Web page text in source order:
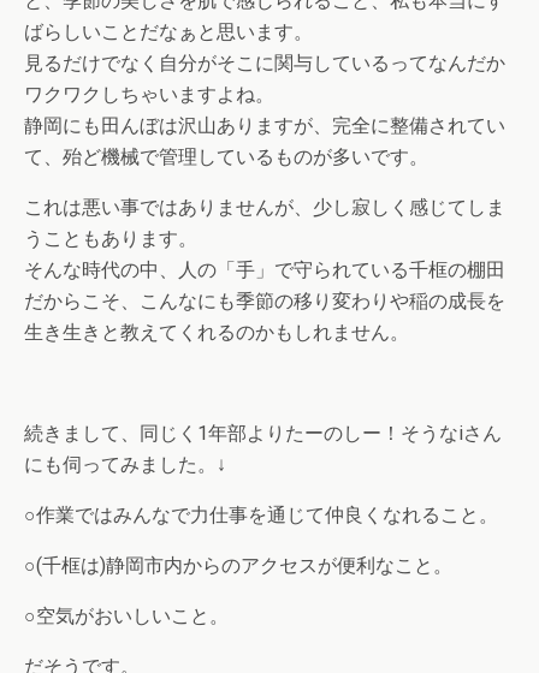
ばらしいことだなぁと思います。
見るだけでなく自分がそこに関与しているってなんだか
ワクワクしちゃいますよね。
静岡にも田んぼは沢山ありますが、完全に整備されてい
て、殆ど機械で管理しているものが多いです。
これは悪い事ではありませんが、少し寂しく感じてしま
うこともあります。
そんな時代の中、人の「手」で守られている千框の棚田
だからこそ、こんなにも季節の移り変わりや稲の成長を
生き生きと教えてくれるのかもしれません。
続きまして、同じく1年部よりたーのしー！そうなiさん
にも伺ってみました。↓
○作業ではみんなで力仕事を通じて仲良くなれること。
○(千框は)静岡市内からのアクセスが便利なこと。
○空気がおいしいこと。
だそうです。